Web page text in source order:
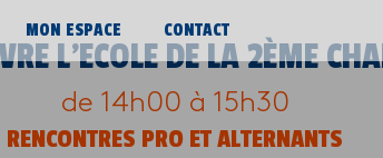
MON ESPACE CONTACT
L’ECOLE DE LA 2ÈME
de 14h00 à 15h30
RENCONTRES PRO ET ALTERNANTS